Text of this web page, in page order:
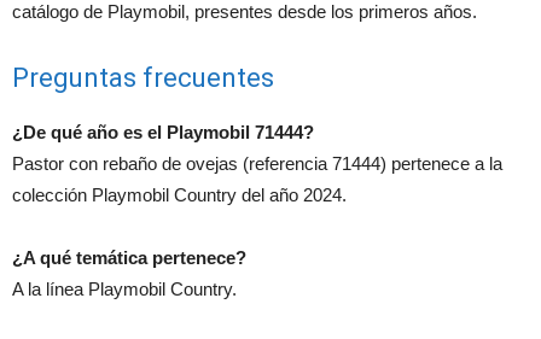
catálogo de Playmobil, presentes desde los primeros años.
Preguntas frecuentes
¿De qué año es el Playmobil 71444?
Pastor con rebaño de ovejas (referencia 71444) pertenece a la
colección Playmobil Country del año 2024.
¿A qué temática pertenece?
A la línea Playmobil Country.